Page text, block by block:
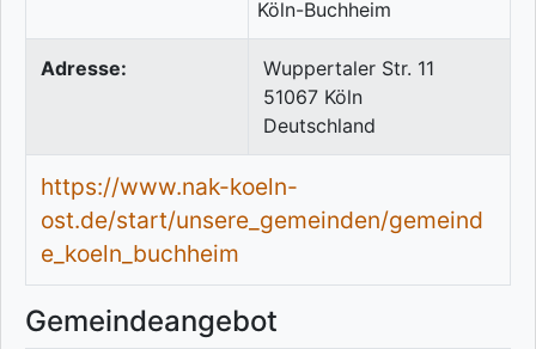
Adresse:
Wuppertaler Str. 11
51067 Köln
Deutschland
https://www.nak-koeln-
ost.de/start/unsere_gemeinden/gemeind
e_koeln_buchheim
Gemeindeangebot